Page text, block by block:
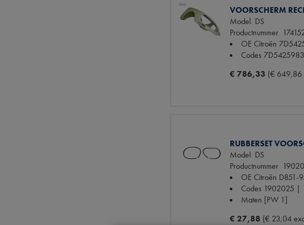
VOORSCHERM
Model DS
Productnummer
OE Citroën
Codes
€ 786,33 (€ 649,86
RUBBERSET
Model DS
Productnummer
OE Citroën D851-
Codes 1902025 |
Maten [PW 1]
€ 27,88 (€ 23,04